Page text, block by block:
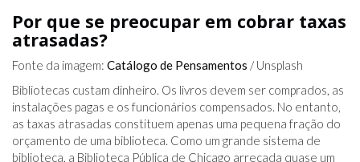
Por que se preocupar em cobrar taxas
atrasadas?
Fonte da imagem: Catálogo de Pensamentos / Unsplash
Bibliotecas custam dinheiro. Os livros devem ser comprados, as
instalações pagas e os funcionários compensados. No entanto,
as taxas atrasadas constituem apenas uma pequena fração do
orçamento de uma biblioteca. Como um grande sistema de
biblioteca, a Biblioteca Pública de Chicago arrecada quase um